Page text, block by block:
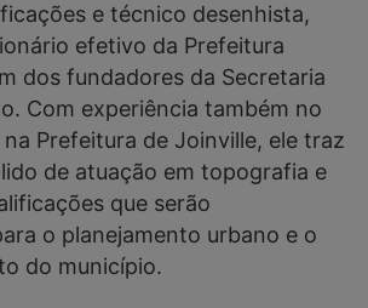
e técnico desenhista,
efetivo da Prefeitura
dos fundadores da Secretaria
Com experiência também no
Prefeitura de Joinville, ele traz
de atuação em topografia e
que serão
o planejamento urbano e o
do município.